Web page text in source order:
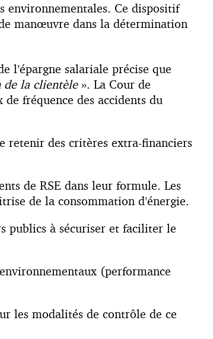
environnementales. Ce dispositif
manœuvre dans la détermination
l’épargne salariale précise que
de la clientèle ». La Cour de
fréquence des accidents du
retenir des critères extra-financiers
de RSE dans leur formule. Les
de la consommation d’énergie.
publics à sécuriser et faciliter le
(performance
les modalités de contrôle de ce